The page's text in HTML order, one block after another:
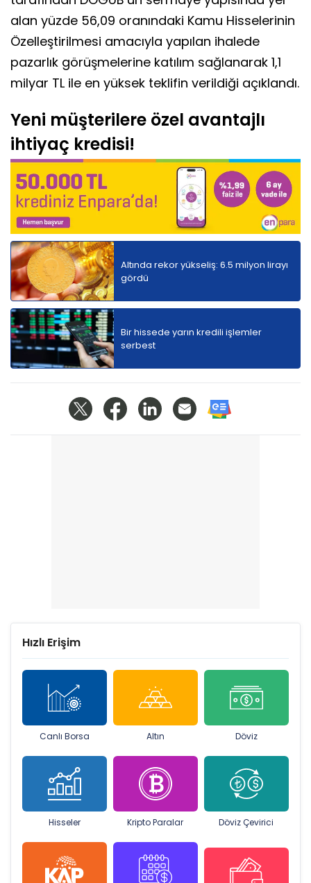
alan yüzde 56,09 oranındaki Kamu Hisselerinin
Özelleştirilmesi amacıyla yapılan ihalede
pazarlık görüşmelerine katılım sağlanarak 1,1
milyar TL ile en yüksek teklifin verildiği açıklandı.
Yeni müşterilere özel avantajlı
ihtiyaç kredisi!
Altında rekor yükseliş: 6.5 milyon lirayı
gördü
Bir hissede yarın kredili işlemler
serbest
Hızlı Erişim
Canlı Borsa Altın Döviz
Hisseler Kripto Paralar Döviz Çevirici